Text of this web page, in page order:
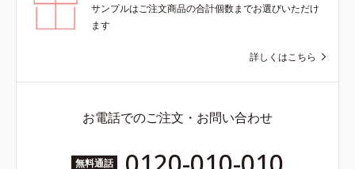
サンプルはご注文商品の合計個数までお選びいただけ
ます
詳しくはこちら
お電話でのご注文・お問い合わせ
無料通話